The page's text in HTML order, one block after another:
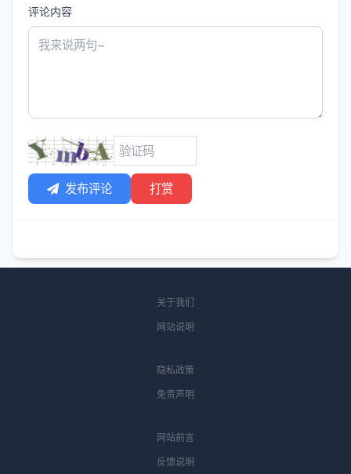
评论内容
发布评论 打赏
关于我们
网站说明
隐私政策
免责声明
网站前言
反馈说明